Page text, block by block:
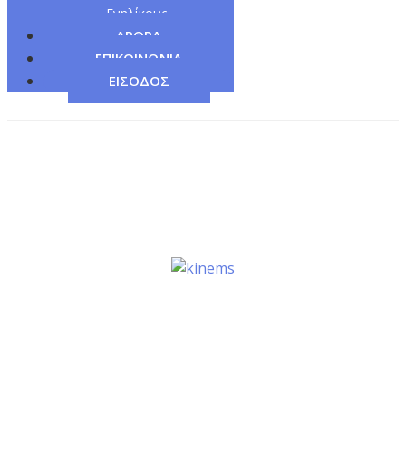
Ενηλίκους
ΑΡΘΡΑ
ΕΠΙΚΟΙΝΩΝΙΑ
ΕΙΣΟΔΟΣ